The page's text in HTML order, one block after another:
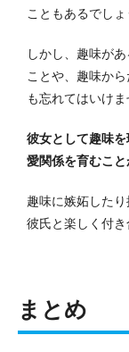
こともあるでしょ
しかし、趣味が
ことや、趣味か
も忘れてはいけま
彼女として趣味
愛関係を育むこ
趣味に嫉妬した
彼氏と楽しく付き
まとめ